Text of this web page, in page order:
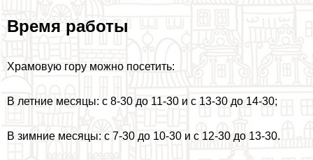
Время работы
Храмовую гору можно посетить:
В летние месяцы: с 8-30 до 11-30 и с 13-30 до 14-30;
В зимние месяцы: с 7-30 до 10-30 и с 12-30 до 13-30.